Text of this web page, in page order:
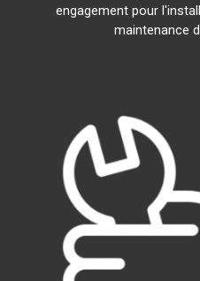
engagement pour
maintenance